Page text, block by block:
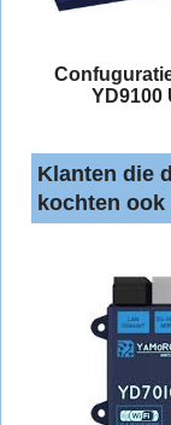
YD9100
Klanten die
kochten ook